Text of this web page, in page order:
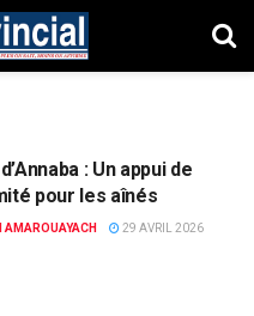
: Un appui de
pour les aînés
AMAROUAYACH 29 AVRIL 2026